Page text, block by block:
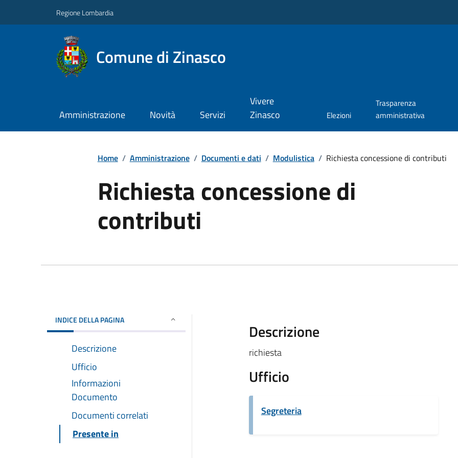
Regione Lombardia
Comune di Zinasco
Amministrazione Novità Servizi
Vivere
Zinasco
Elezioni
Trasparenza
amministrativa
Home / Amministrazione / Documenti e dati / Modulistica / Richiesta concessione di contributi
Richiesta concessione di
contributi
INDICE DELLA PAGINA
Descrizione
Ufficio
Informazioni
Documento
Documenti correlati
Presente in
Descrizione
richiesta
Ufficio
Segreteria